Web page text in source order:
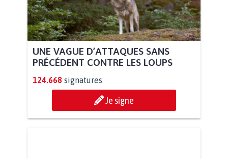
UNE VAGUE D’ATTAQUES SANS
PRÉCÉDENT CONTRE LES LOUPS
124.668 signatures
Je signe